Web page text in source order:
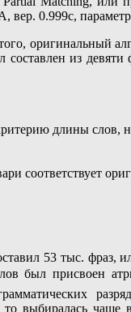
0.999с,
оригинальный
составлен из
длины слов,
соответствует
53 тыс. фраз,
был присвоен
выбиралась чаще